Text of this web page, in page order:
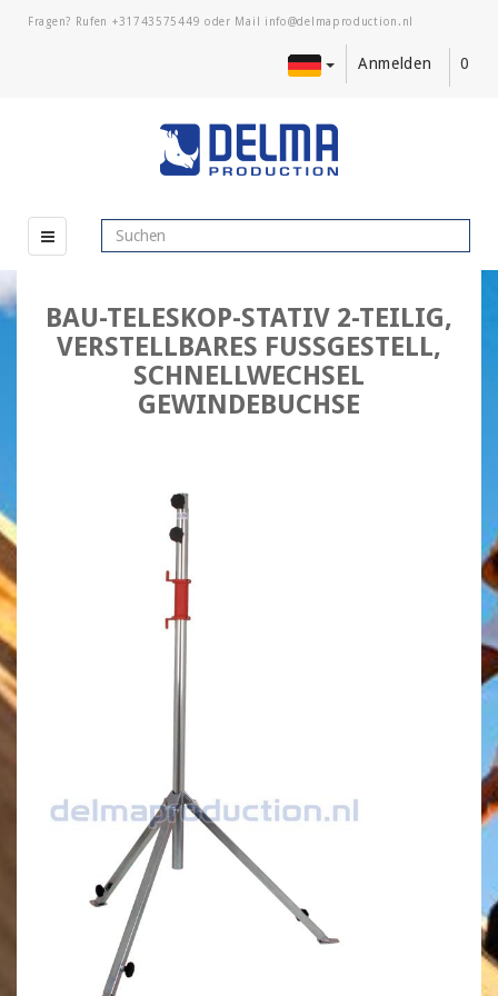
Fragen? Rufen +31743575449 oder Mail
Anmelden 0
BAU-TELESKOP-STATIV 2-TEILIG,
VERSTELLBARES FUSSGESTELL, S
CHNELLWECHSEL G
EWINDEBUCHSE